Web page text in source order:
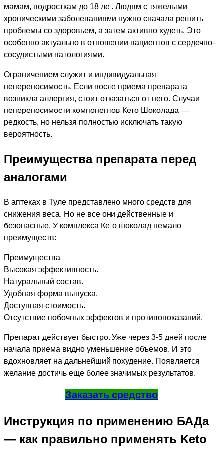
мамам, подросткам до 18 лет. Людям с тяжелыми
хроническими заболеваниями нужно сначала решить
проблемы со здоровьем, а затем активно худеть. Это
особенно актуально в отношении пациентов с сердечно-
сосудистыми патологиями.
Ограничением служит и индивидуальная
непереносимость. Если после приема препарата
возникла аллергия, стоит отказаться от него. Случаи
непереносимости компонентов Кето Шоколада —
редкость, но нельзя полностью исключать такую
вероятность.
Преимущества препарата перед
аналогами
В аптеках в Туле представлено много средств для
снижения веса. Но не все они действенные и
безопасные. У комплекса Кето шоколад немало
преимуществ:
Преимущества
Высокая эффективность.
Натуральный состав.
Удобная форма выпуска.
Доступная стоимость.
Отсутствие побочных эффектов и противопоказаний.
Препарат действует быстро. Уже через 3-5 дней после
начала приема видно уменьшение объемов. И это
вдохновляет на дальнейший похудение. Появляется
желание достичь еще более значимых результатов.
Заказать средство
Инструкция по применению БАДа
— как правильно применять Keto